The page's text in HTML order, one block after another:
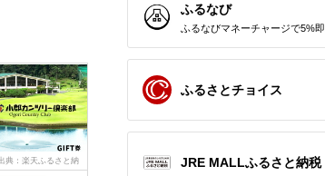
典：楽天ふるさと納
出典：ふるさとチョイ
出典：ふるなび
ふるなび
ふるなびマネーチャージで5%即
ふるさとチョイス
JRE MALLふるさと納税